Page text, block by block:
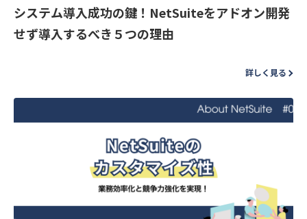
システム導入成功の鍵！NetSuiteをアドオン開発
せず導入するべき５つの理由
詳しく見る